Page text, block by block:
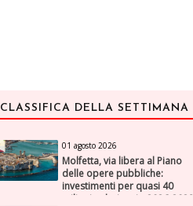
CLASSIFICA DELLA SETTIMANA
01 agosto 2026
Molfetta, via libera al Piano
delle opere pubbliche:
investimenti per quasi 40
milioni nel triennio 2026-2028